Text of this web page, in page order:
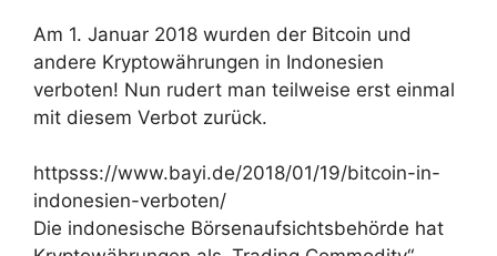
Am 1. Januar 2018 wurden der Bitcoin und
andere Kryptowährungen in Indonesien
verboten! Nun rudert man teilweise erst einmal
mit diesem Verbot zurück.
httpsss://www.bayi.de/2018/01/19/bitcoin-in-
indonesien-verboten/
Die indonesische Börsenaufsichtsbehörde hat